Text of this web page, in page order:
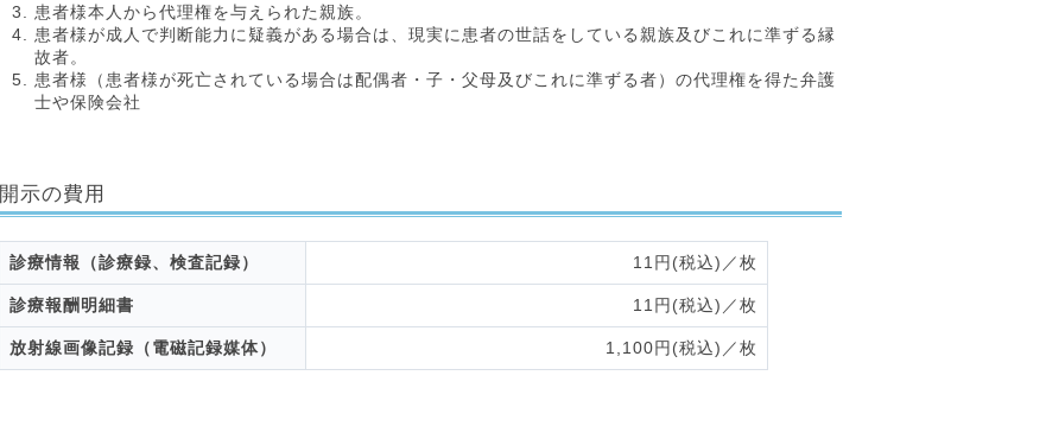
患者様本人から代理権を与えられた親族。
患者様が成人で判断能力に疑義がある場合は、現実に患者の世話をしている親族及びこれに準ずる縁
故者。
患者様（患者様が死亡されている場合は配偶者・子・父母及びこれに準ずる者）の代理権を得た弁護
士や保険会社
開示の費用
診療情報（診療録、検査記録） 11円(税込)／枚
診療報酬明細書 11円(税込)／枚
放射線画像記録（電磁記録媒体） 1,100円(税込)／枚